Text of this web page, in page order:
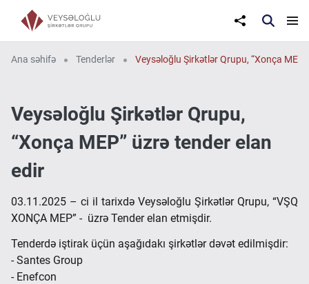
Ana səhifə Tenderlər Veysəloğlu Şirkətlər Qrupu, “Xonça
Veysəloğlu Şirkətlər Qrupu,
“Xonça MEP” üzrə tender elan
edir
03.11.2025 – ci il tarixdə Veysəloğlu Şirkətlər Qrupu, “VŞQ
XONÇA MEP” - üzrə Tender elan etmişdir.
Tenderdə iştirak üçün aşağıdakı şirkətlər dəvət edilmişdir:
- Santes Group
- Enefcon